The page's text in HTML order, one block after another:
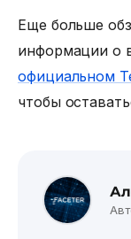
Еще больше
информации о
официальном
чтобы